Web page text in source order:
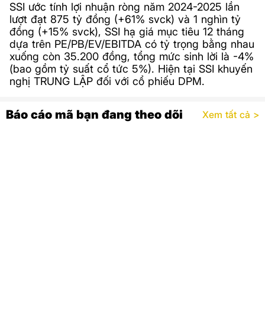
SSI ước tính lợi nhuận ròng năm 2024-2025 lần
lượt đạt 875 tỷ đồng (+61% svck) và 1 nghìn tỷ
đồng (+15% svck), SSI hạ giá mục tiêu 12 tháng
dựa trên PE/PB/EV/EBITDA có tỷ trọng bằng nhau
xuống còn 35.200 đồng, tổng mức sinh lời là -4%
(bao gồm tỷ suất cổ tức 5%). Hiện tại SSI khuyến
nghị TRUNG LẬP đối với cổ phiếu DPM.
Báo cáo mã bạn đang theo dõi Xem tất cả >